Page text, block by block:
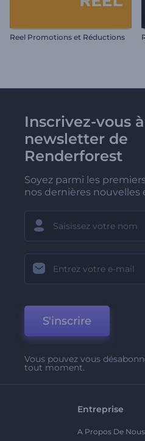
Reel Promotions et Réductions
Inscrivez-vous
newsletter de
Renderforest
Soyez parmi les
nos dernières nouvelles
S'inscrire
Vous pouvez vous
tout moment.
Entreprise
A Propos De Nous